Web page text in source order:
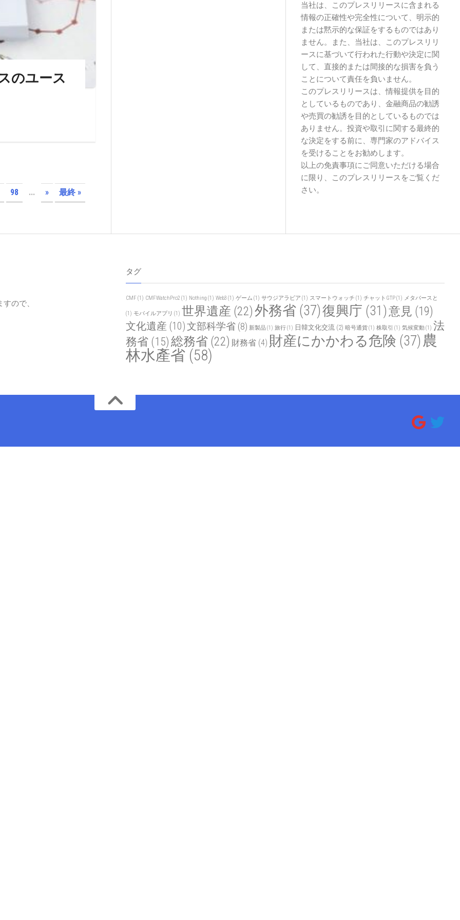
のユース
98 ... » 最終 »
当社は、このプレスリリースに含まれる
情報の正確性や完全性について、明示的
または黙示的な保証をするものではあり
ません。また、当社は、このプレスリリ
ースに基づいて行われた行動や決定に関
して、直接的または間接的な損害を負う
ことについて責任を負いません。
このプレスリリースは、情報提供を目的
としているものであり、金融商品の勧誘
や売買の勧誘を目的としているものでは
ありません。投資や取引に関する最終的
な決定をする前に、専門家のアドバイス
を受けることをお勧めします。
以上の免責事項にご同意いただける場合
に限り、このプレスリリースをご覧くだ
さい。
ので、
タグ
CMF (1) CMFWatchPro2 (1) Nothing (1) Web3 (1) ゲーム (1) サウジアラビア (1) スマートウォッチ (1) チャットGTP(1) メタバースと
(1) モバイルアプリ (1) 世界遺産 (22)外務省(37)復興庁 (31)意見 (19)
文化遺産 (10)文部科学省(8) 新製品(1) 旅行(1) 日韓文化交流(2) 暗号通貨(1) 株取引 (1) 気候変動(1) 法
務省(15) 総務省(22) 財務省(4) 財産にかかわる危険 (37) 農
林水產省(58)